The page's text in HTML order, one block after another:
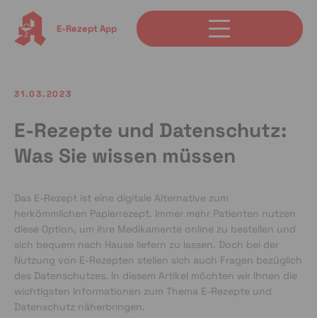
E-Rezept App
31.03.2023
E-Rezepte und Datenschutz:
Was Sie wissen müssen
Das E-Rezept ist eine digitale Alternative zum
herkömmlichen Papierrezept. Immer mehr Patienten nutzen
diese Option, um ihre Medikamente online zu bestellen und
sich bequem nach Hause liefern zu lassen. Doch bei der
Nutzung von E-Rezepten stellen sich auch Fragen bezüglich
des Datenschutzes. In diesem Artikel möchten wir Ihnen die
wichtigsten Informationen zum Thema E-Rezepte und
Datenschutz näherbringen.